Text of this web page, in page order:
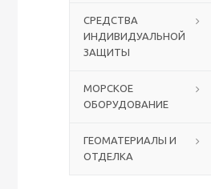
СРЕДСТВА
ИНДИВИДУАЛЬНОЙ
ЗАЩИТЫ
МОРСКОЕ
ОБОРУДОВАНИЕ
ГЕОМАТЕРИАЛЫ И
ОТДЕЛКА
Столы с лавками
Биометрические терминалы
Аккумуляторы аккумуляторные